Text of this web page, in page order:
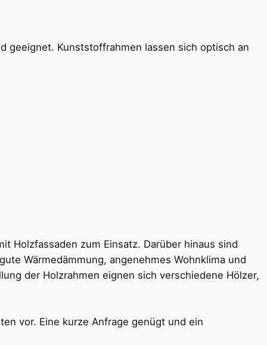
geeignet. Kunststoffrahmen lassen sich optisch an
Holzfassaden zum Einsatz. Darüber hinaus sind
Wärmedämmung, angenehmes Wohnklima und
der Holzrahmen eignen sich verschiedene Hölzer,
vor. Eine kurze Anfrage genügt und ein